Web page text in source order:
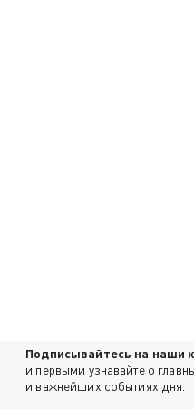
Подписывайтесь на наши
и первыми узнавайте о
и важнейших событиях дня.